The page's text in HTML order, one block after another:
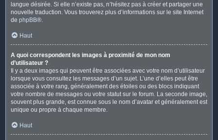
langue désirée. Si elle n’existe pas, n’hésitez pas à créer et partager une
nouvelle traduction. Vous trouverez plus d’informations sur le site Internet
de phpBB®.
Haut
A quoi correspondent les images à proximité de mon nom
d’utilisateur ?
Il y a deux images qui peuvent être associées avec votre nom d’utilisateur
lorsque vous consultez les messages d’un sujet. L’une d’elles peut être
associée à votre rang, généralement des étoiles ou des blocs indiquant
votre nombre de messages ou votre statut sur le forum. La seconde image,
souvent plus grande, est connue sous le nom d’avatar et généralement est
unique ou propre à chaque membre.
Haut